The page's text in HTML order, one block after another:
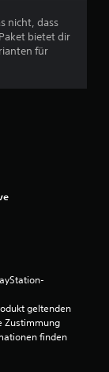
B
g
e
n
nicht, dass
bietet dir
für
geltenden
Zustimmung
finden